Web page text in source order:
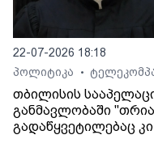
22-07-2026 18:18
პოლიტიკა
•
თბილისის
განმავლობაში
გადაწყვეტილებაც